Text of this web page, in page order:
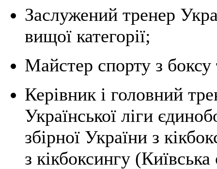
Заслужений тренер
вищої категорії;
Майстер спорту з боксу
Керівник і головний
Української ліги
збірної України з
з кікбоксингу